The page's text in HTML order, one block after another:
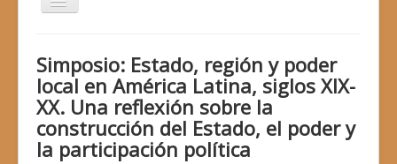
Cambiar
Simposio: Estado, región y poder
local en América Latina, siglos XIX-
XX. Una reflexión sobre la
construcción del Estado, el poder y
la participación política